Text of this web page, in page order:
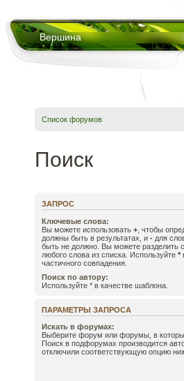
Вершина
Список форумов
Поиск
ЗАПРОС
Ключевые слова:
Вы можете использовать + , чтобы
должны быть в результатах, и - для
быть не должно. Вы можете разделить
любого слова из списка. Используйте *
частичного совпадения.
Поиск по автору:
Используйте * в качестве шаблона.
ПАРАМЕТРЫ ЗАПРОСА
Искать в форумах:
Выберите форум или форумы, в
Поиск в подфорумах производится
отключили соответствующую опцию